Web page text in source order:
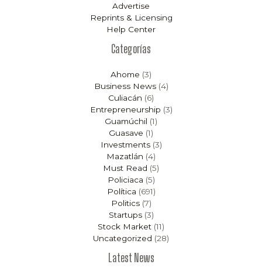
Advertise
Reprints & Licensing
Help Center
Categorías
Ahome (3)
Business News(4)
Culiacán (6)
Entrepreneurship (3)
Guamúchil (1)
Guasave (1)
Investments(3)
Mazatlán (4)
Must Read (5)
Policiaca (5)
Política (691)
Politics(7)
Startups(3)
Stock Market (11)
Uncategorized (28)
Latest News